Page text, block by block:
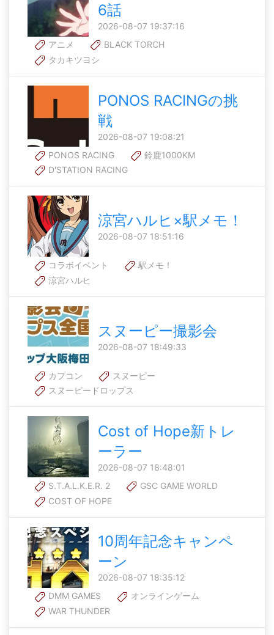
6話
2026-08-07 19:37:16
アニメ
BLACK TORCH
タカキツヨシ
PONOS RACINGの挑
戦
2026-08-07 19:08:21
PONOS RACING
鈴鹿1000KM
D'STATION RACING
涼宮ハルヒ×駅メモ！
2026-08-07 18:51:16
コラボイベント
駅メモ！
涼宮ハルヒ
スヌーピー撮影会
2026-08-07 18:49:33
カプコン
スヌーピー
スヌーピードロップス
Cost of Hope新トレ
ーラー
2026-08-07 18:48:01
S.T.A.L.K.E.R. 2
GSC GAME WORLD
COST OF HOPE
10周年記念キャンペ
ーン
2026-08-07 18:35:12
DMM GAMES
オンラインゲーム
WAR THUNDER